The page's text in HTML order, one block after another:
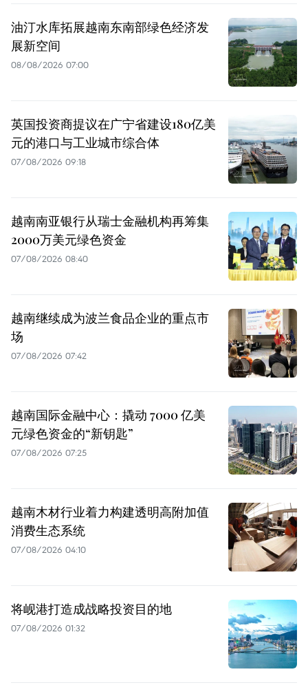
油汀水库拓展越南东南部绿色经济发
展新空间
08/08/2026 07:00
英国投资商提议在广宁省建设180亿美
元的港口与工业城市综合体
07/08/2026 09:18
越南南亚银行从瑞士金融机构再筹集
2000万美元绿色资金
07/08/2026 08:40
越南继续成为波兰食品企业的重点市
场
07/08/2026 07:42
越南国际金融中心：撬动 7000 亿美
元绿色资金的“新钥匙”
07/08/2026 07:25
越南木材行业着力构建透明高附加值
消费生态系统
07/08/2026 04:10
将岘港打造成战略投资目的地
07/08/2026 01:32